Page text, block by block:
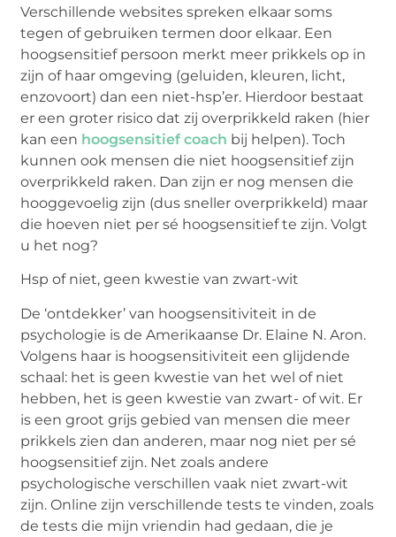
Verschillende websites spreken elkaar soms
tegen of gebruiken termen door elkaar. Een
hoogsensitiefpersoon merkt meer prikkels op in
zijn of haar omgeving (geluiden, kleuren, licht,
enzovoort) dan een niet-hsp’er. Hierdoor bestaat
er een groter risico dat zij overprikkeld raken (hier
kan een hoogsensitief coach bij helpen). Toch
kunnen ook mensen die niet hoogsensitiefzijn
overprikkeld raken. Dan zijn er nog mensen die
hooggevoelig zijn (dus sneller overprikkeld) maar
die hoeven niet per sé hoogsensitiefte zijn. Volgt
u het nog?
Hsp of niet, geen kwestie van zwart-wit
De ‘ontdekker’ van hoogsensitiviteit in de
psychologie is de Amerikaanse Dr. Elaine N. Aron.
Volgens haar is hoogsensitiviteit een glijdende
schaal: het is geen kwestie van het wel of niet
hebben, het is geen kwestie van zwart- of wit. Er
is een groot grijs gebied van mensen die meer
prikkels zien dan anderen, maar nog niet per sé
hoogsensitiefzijn. Net zoals andere
psychologische verschillen vaak niet zwart-wit
zijn. Online zijn verschillende tests te vinden, zoals
de tests die mijn vriendin had gedaan, die je